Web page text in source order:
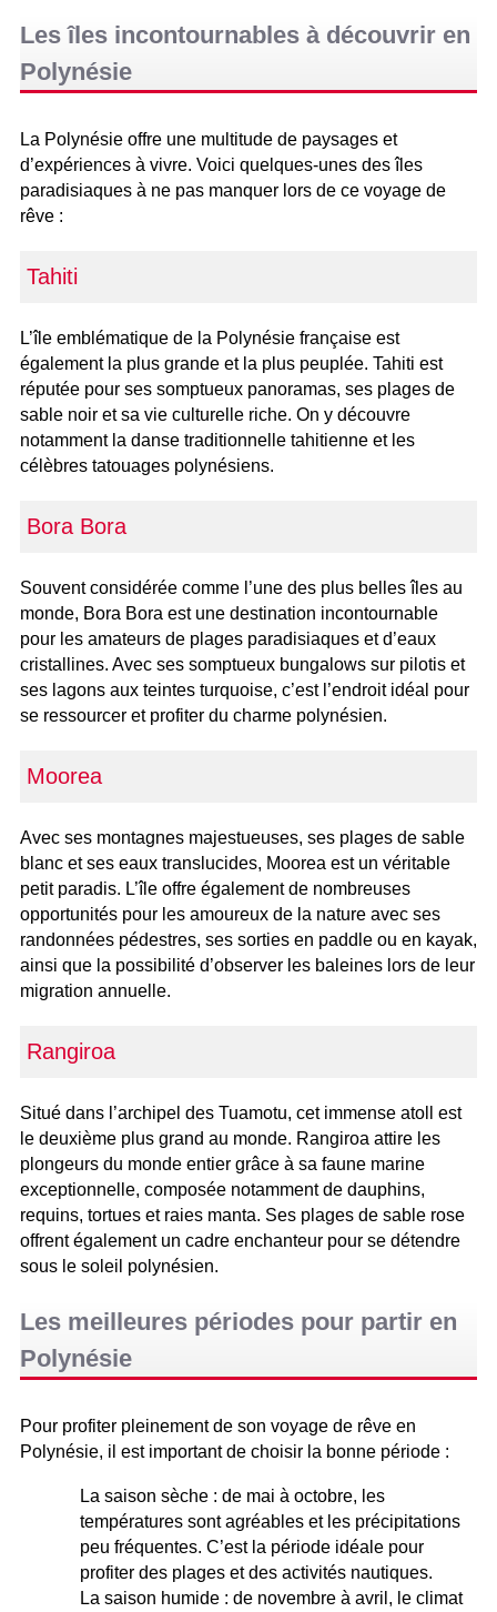
Les îles incontournables à découvrir en
Polynésie
La Polynésie offre une multitude de paysages et
d’expériences à vivre. Voici quelques-unes des îles
paradisiaques à ne pas manquer lors de ce voyage de
rêve :
Tahiti
L’île emblématique de la Polynésie française est
également la plus grande et la plus peuplée. Tahiti est
réputée pour ses somptueux panoramas, ses plages de
sable noir et sa vie culturelle riche. On y découvre
notamment la danse traditionnelle tahitienne et les
célèbres tatouages polynésiens.
Bora Bora
Souvent considérée comme l’une des plus belles îles au
monde, Bora Bora est une destination incontournable
pour les amateurs de plages paradisiaques et d’eaux
cristallines. Avec ses somptueux bungalows sur pilotis et
ses lagons aux teintes turquoise, c’est l’endroit idéal pour
se ressourcer et profiter du charme polynésien.
Moorea
Avec ses montagnes majestueuses, ses plages de sable
blanc et ses eaux translucides, Moorea est un véritable
petit paradis. L’île offre également de nombreuses
opportunités pour les amoureux de la nature avec ses
randonnées pédestres, ses sorties en paddle ou en kayak,
ainsi que la possibilité d’observer les baleines lors de leur
migration annuelle.
Rangiroa
Situé dans l’archipel des Tuamotu, cet immense atoll est
le deuxième plus grand au monde. Rangiroa attire les
plongeurs du monde entier grâce à sa faune marine
exceptionnelle, composée notamment de dauphins,
requins, tortues et raies manta. Ses plages de sable rose
offrent également un cadre enchanteur pour se détendre
sous le soleil polynésien.
Les meilleures périodes pour partir en
Polynésie
Pour profiter pleinement de son voyage de rêve en
Polynésie, il est important de choisir la bonne période :
La saison sèche : de mai à octobre, les
températures sont agréables et les précipitations
peu fréquentes. C’est la période idéale pour
profiter des plages et des activités nautiques.
La saison humide : de novembre à avril, le climat